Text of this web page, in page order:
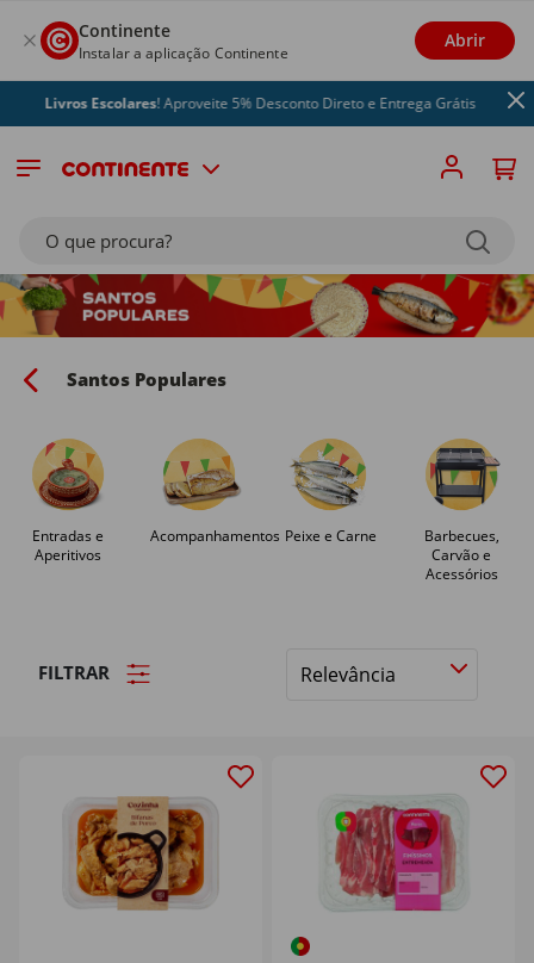
Continente
Instalar a aplicação Continente
Abrir
Escolares! Aproveite 5% Desconto Direto e Entrega Grátis
O que procura?
Santos Populares
Entradas e
Aperitivos
Acompanhamentos Peixe e Carne
Barbecues,
Carvão e
Acessórios
FILTRAR
Ordenar